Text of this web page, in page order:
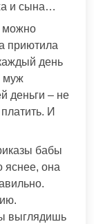
и сына…
можно
приютила
день
муж
деньги – не
И
бабы
яснее, она
выглядишь